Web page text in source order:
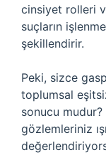
cinsiyet rolleri
suçların
şekillendirir.
Peki, sizce
toplumsal
sonucu
gözlemleriniz